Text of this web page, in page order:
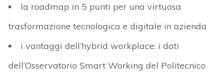
la roadmap in 5 punti per una virtuosa
trasformazione tecnologica e digitale in azienda
i vantaggi dell’hybrid workplace: i dati
dell’Osservatorio Smart Working del Politecnico